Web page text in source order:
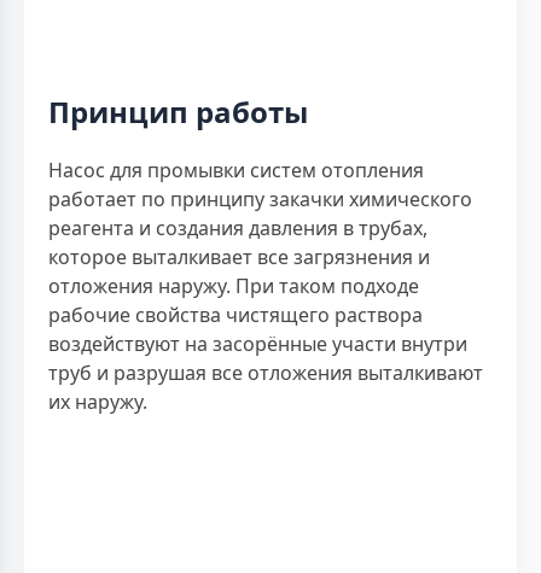
Принцип работы
Насос для промывки систем отопления
работает по принципу закачки химического
реагента и создания давления в трубах,
которое выталкивает все загрязнения и
отложения наружу. При таком подходе
рабочие свойства чистящего раствора
воздействуют на засорённые участи внутри
труб и разрушая все отложения выталкивают
их наружу.